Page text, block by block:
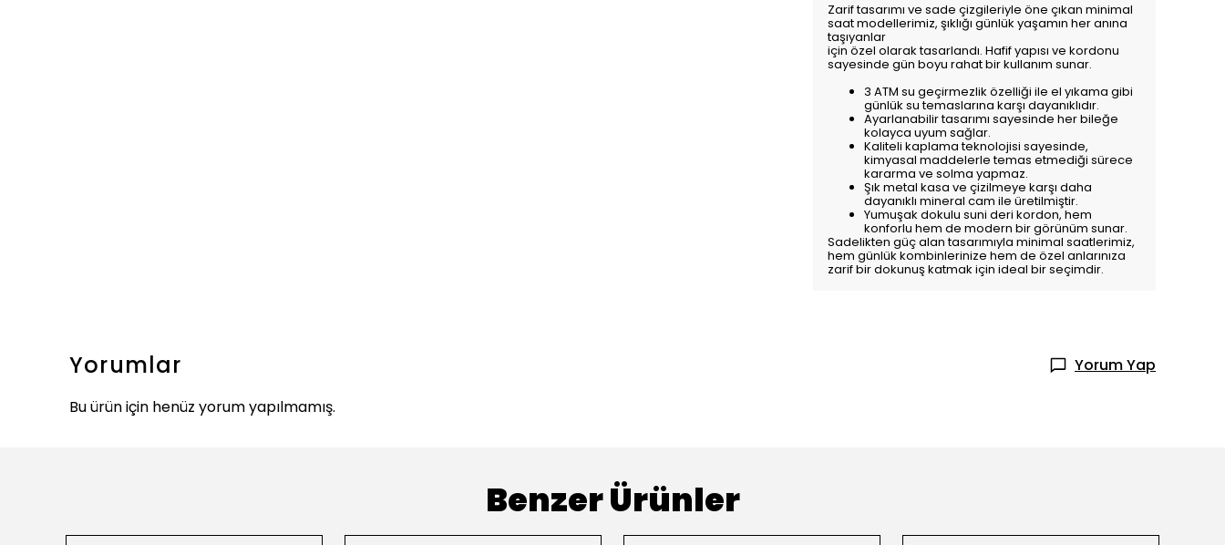
Zarif tasarımı ve sade çizgileriyle öne çıkan minimal
saat modellerimiz, şıklığı günlük yaşamın her anına
taşıyanlar
için özel olarak tasarlandı. Hafif yapısı ve kordonu
sayesinde gün boyu rahat bir kullanım sunar.
3 ATM su geçirmezlik özelliği ile el yıkama gibi
günlük su temaslarına karşı dayanıklıdır.
Ayarlanabilir tasarımı sayesinde her bileğe
kolayca uyum sağlar.
Kaliteli kaplama teknolojisi sayesinde,
kimyasal maddelerle temas etmediği sürece
kararma ve solma yapmaz.
Şık metal kasa ve çizilmeye karşı daha
dayanıklı mineral cam ile üretilmiştir.
Yumuşak dokulu suni deri kordon, hem
konforlu hem de modern bir görünüm sunar.
Sadelikten güç alan tasarımıyla minimal saatlerimiz,
hem günlük kombinlerinize hem de özel anlarınıza
zarif bir dokunuş katmak için ideal bir seçimdir.
Yorumlar
Yorum Yap
Bu ürün için henüz yorum yapılmamış.
Benzer Ürünler